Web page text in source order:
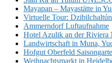
Mayapan – Mayastätte in
Virtuelle Tour:
Ammerndorf Luftaufnahme
Hotel Azulik an der Riviera
Landwirtschaft in Muna,
Hofgut Oberfeld
Weihnachtsmarkt in